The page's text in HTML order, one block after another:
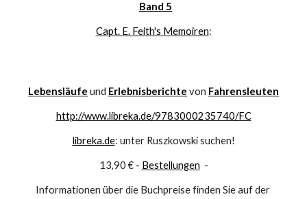
Band 5
Capt. E. Feith's Memoiren:
Lebensläufe und Erlebnisberichte von Fahrensleuten
http://www.libreka.de/9783000235740/FC
libreka.de: unter Ruszkowski suchen!
13,90 € - Bestellungen
  -
Informationen über die Buchpreise finden Sie auf der